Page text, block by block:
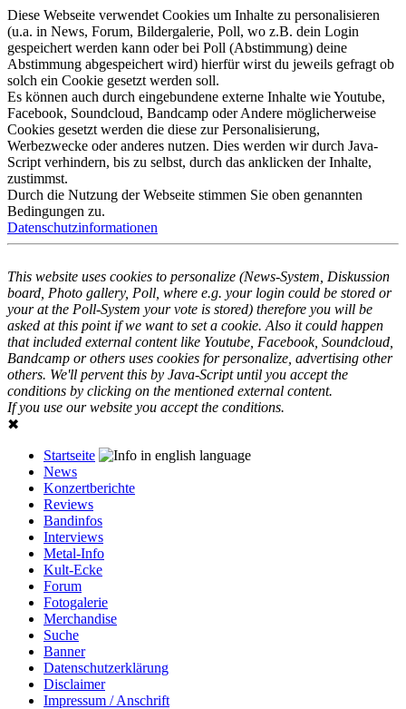
Diese Webseite verwendet Cookies um Inhalte zu personalisieren
(u.a. in News, Forum, Bildergalerie, Poll, wo z.B. dein Login
gespeichert werden kann oder bei Poll (Abstimmung) deine
Abstimmung abgespeichert wird) hierfür wirst du jeweils gefragt ob
solch ein Cookie gesetzt werden soll.
Es können auch durch eingebundene externe Inhalte wie Youtube,
Facebook, Soundcloud, Bandcamp oder Andere möglicherweise
Cookies gesetzt werden die diese zur Personalisierung,
Werbezwecke oder anderes nutzen. Dies werden wir durch Java-
Script verhindern, bis zu selbst, durch das anklicken der Inhalte,
zustimmst.
Durch die Nutzung der Webseite stimmen Sie oben genannten
Bedingungen zu.
Datenschutzinformationen
This website uses cookies to personalize (News-System, Diskussion
board, Photo gallery, Poll, where e.g. your login could be stored or
your at the Poll-System your vote is stored) therefore you will be
asked at this point if we want to set a cookie. Also it could happen
that included external content like Youtube, Facebook, Soundcloud,
Bandcamp or others uses cookies for personalize, advertising other
others. We'll pervent this by Java-Script until you accept the
conditions by clicking on the mentioned external content.
If you use our website you accept the conditions.
✖
Startseite
News
Konzertberichte
Reviews
Bandinfos
Interviews
Metal-Info
Kult-Ecke
Forum
Fotogalerie
Merchandise
Suche
Banner
Datenschutzerklärung
Disclaimer
Impressum / Anschrift